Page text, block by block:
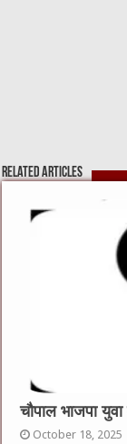
Related Articles
चौपाल भाजपा
October 18, 2025